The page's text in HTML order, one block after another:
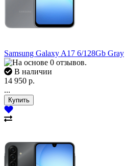
Samsung Galaxy A17 6/128Gb Gray
В наличии
14 950 р.
...